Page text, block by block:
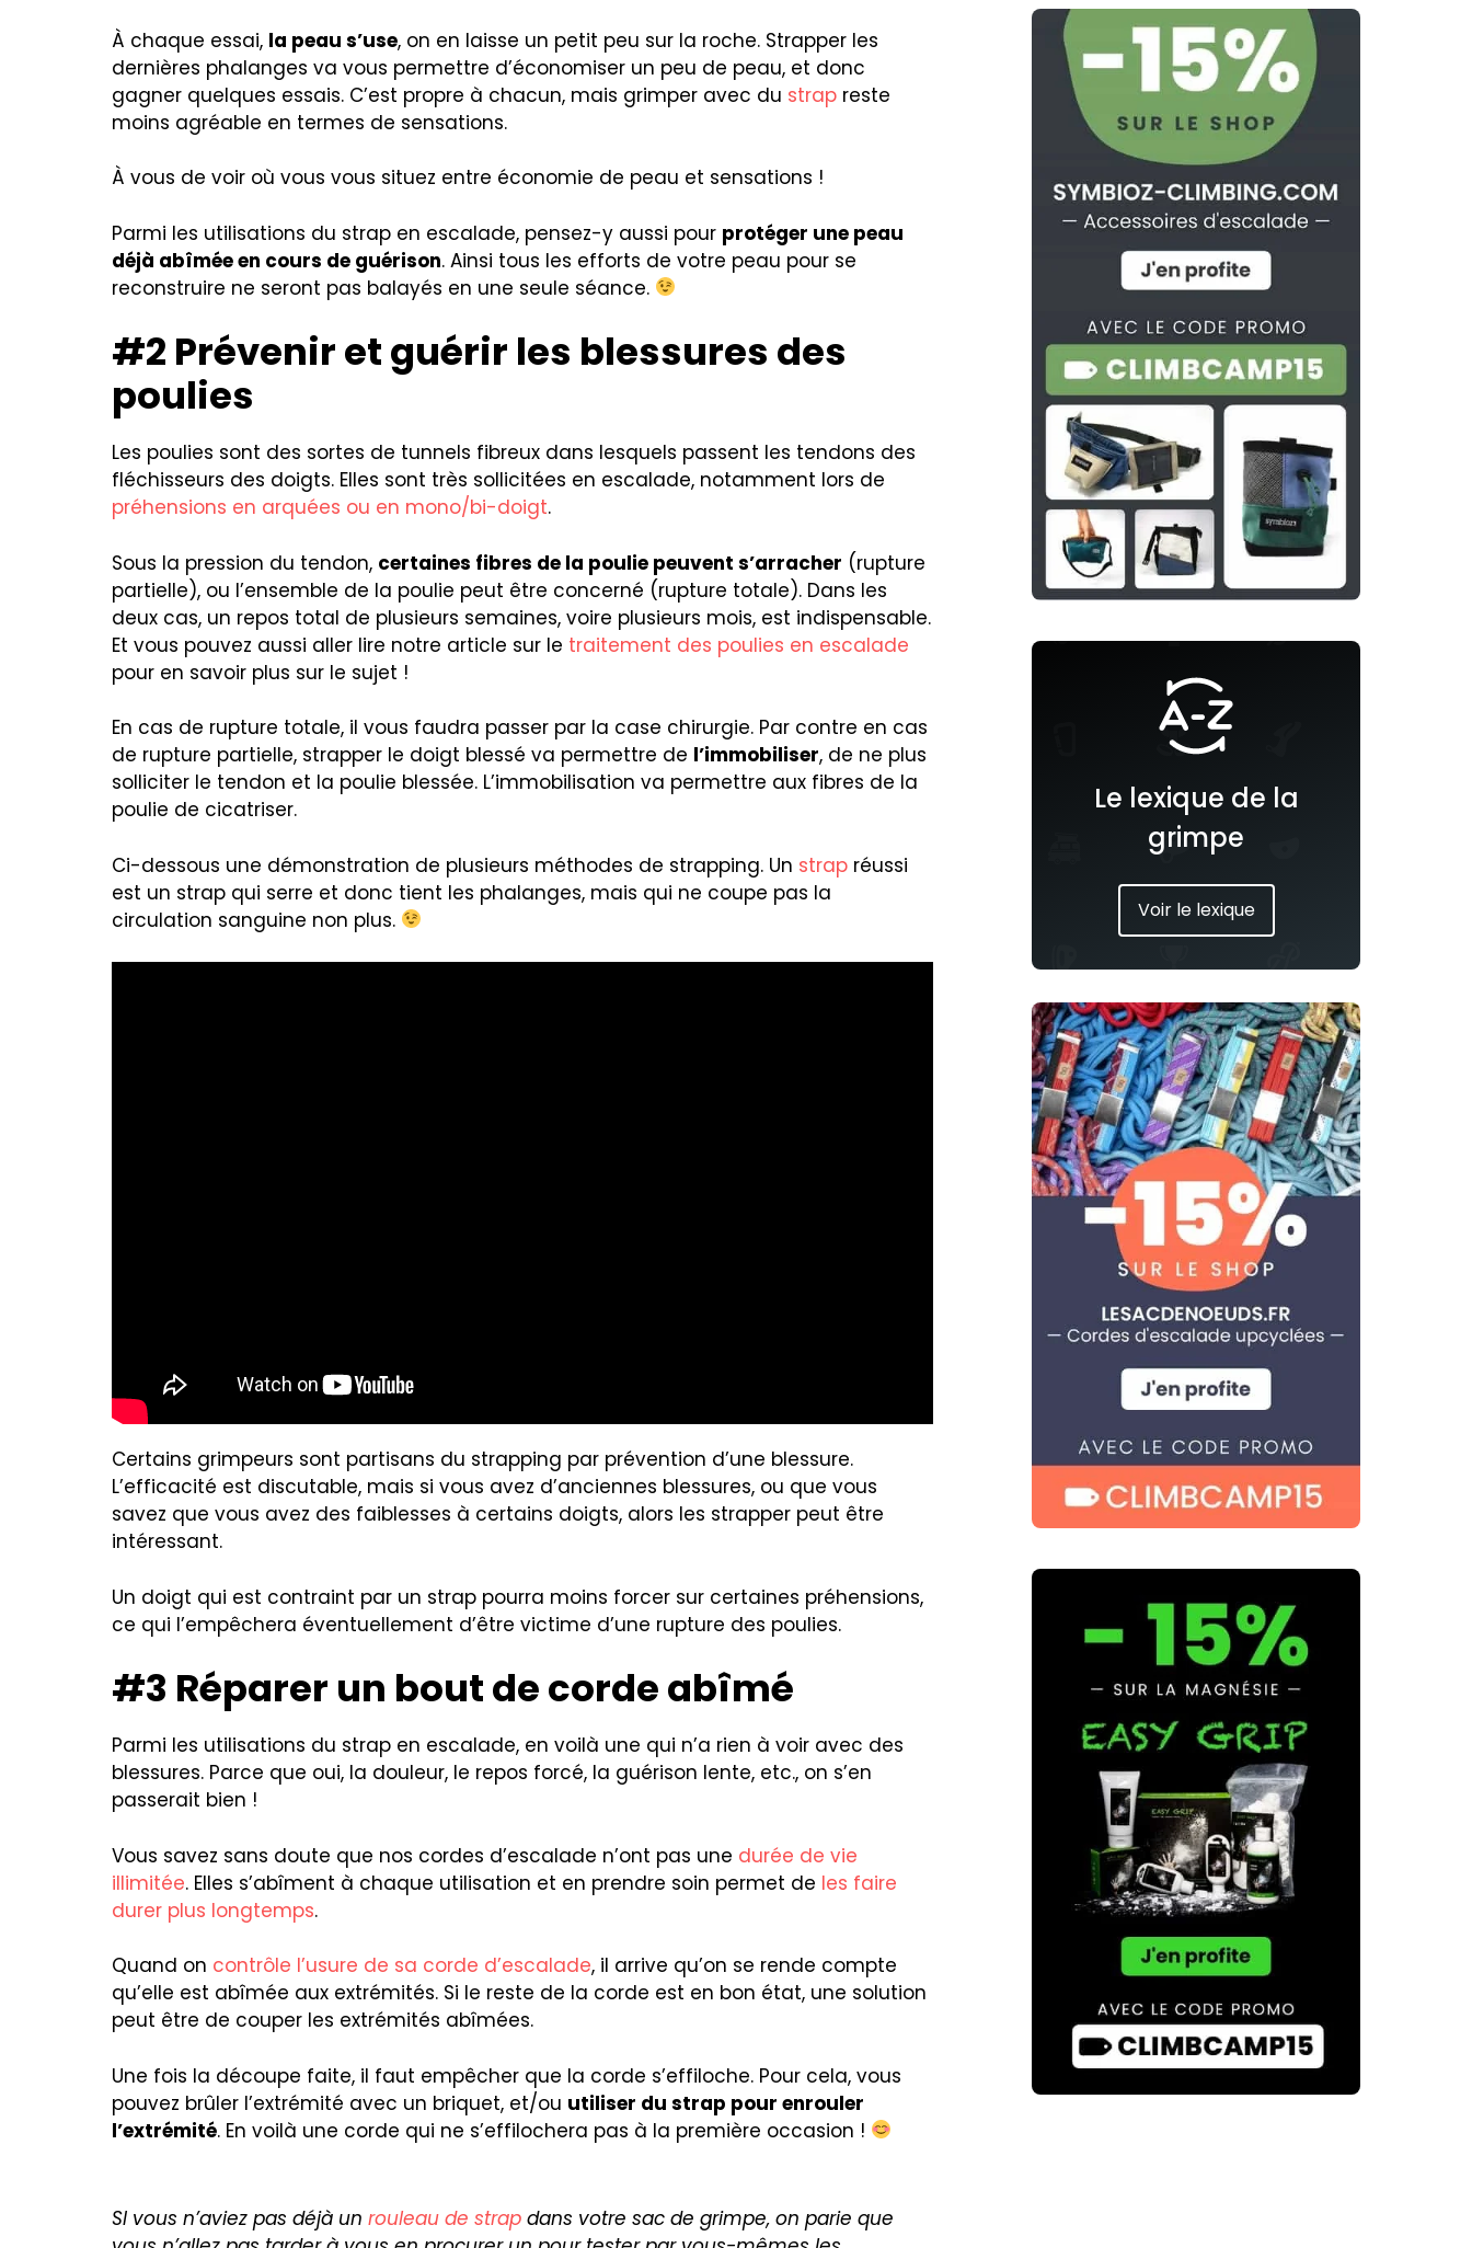
À chaque essai, la peau s’use, on en laisse un petit peu sur la roche. Strapper les
dernières phalanges va vous permettre d’économiser un peu de peau, et donc
gagner quelques essais. C’est propre à chacun, mais grimper avec du strap reste
moins agréable en termes de sensations.
À vous de voir où vous vous situez entre économie de peau et sensations !
Parmi les utilisations du strap en escalade, pensez-y aussi pour protéger une peau
déjà abîmée en cours de guérison. Ainsi tous les efforts de votre peau pour se
reconstruire ne seront pas balayés en une seule séance.
#2 Prévenir et guérir les blessures des
poulies
Les poulies sont des sortes de tunnels fibreux dans lesquels passent les tendons des
fléchisseurs des doigts. Elles sont très sollicitées en escalade, notamment lors de
préhensions en arquées ou en mono/bi-doigt.
Sous la pression du tendon, certaines fibres de la poulie peuvent s’arracher (rupture
partielle), ou l’ensemble de la poulie peut être concerné (rupture totale). Dans les
deux cas, un repos total de plusieurs semaines, voire plusieurs mois, est indispensable.
Et vous pouvez aussi aller lire notre article sur le traitement des poulies en escalade
pour en savoir plus sur le sujet !
En cas de rupture totale, il vous faudra passer par la case chirurgie. Par contre en cas
de rupture partielle, strapper le doigt blessé va permettre de l’immobiliser, de ne plus
solliciter le tendon et la poulie blessée. L’immobilisation va permettre aux fibres de la
poulie de cicatriser.
Ci-dessous une démonstration de plusieurs méthodes de strapping. Un strap réussi
est un strap qui serre et donc tient les phalanges, mais qui ne coupe pas la
circulation sanguine non plus.
Certains grimpeurs sont partisans du strapping par prévention d’une blessure.
L’efficacité est discutable, mais si vous avez d’anciennes blessures, ou que vous
savez que vous avez des faiblesses à certains doigts, alors les strapper peut être
intéressant.
Un doigt qui est contraint par un strap pourra moins forcer sur certaines préhensions,
ce qui l’empêchera éventuellement d’être victime d’une rupture des poulies.
#3 Réparer un bout de corde abîmé
Parmi les utilisations du strap en escalade, en voilà une qui n’a rien à voir avec des
blessures. Parce que oui, la douleur, le repos forcé, la guérison lente, etc., on s’en
passerait bien !
Vous savez sans doute que nos cordes d’escalade n’ont pas une durée de vie
illimitée. Elles s’abîment à chaque utilisation et en prendre soin permet de les faire
durer plus longtemps.
Quand on contrôle l’usure de sa corde d’escalade, il arrive qu’on se rende compte
qu’elle est abîmée aux extrémités. Si le reste de la corde est en bon état, une solution
peut être de couper les extrémités abîmées.
Une fois la découpe faite, il faut empêcher que la corde s’effiloche. Pour cela, vous
pouvez brûler l’extrémité avec un briquet, et/ou utiliser du strap pour enrouler
l’extrémité. En voilà une corde qui ne s’effilochera pas à la première occasion !
SI vous n’aviez pas déjà un rouleau de strap dans votre sac de grimpe, on parie que
Le lexique de la
grimpe
Voir le lexique